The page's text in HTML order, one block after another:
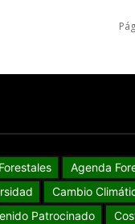
Agenda
Cambio
Patrocinado